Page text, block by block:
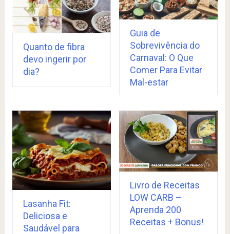
Quanto de fibra
devo ingerir por
dia?
Guia de
Sobrevivência do
Carnaval: O Que
Comer Para Evitar
Mal-estar
Lasanha Fit:
Deliciosa e
Saudável para
Livro de Receitas
LOW CARB –
Aprenda 200
Receitas + Bonus!